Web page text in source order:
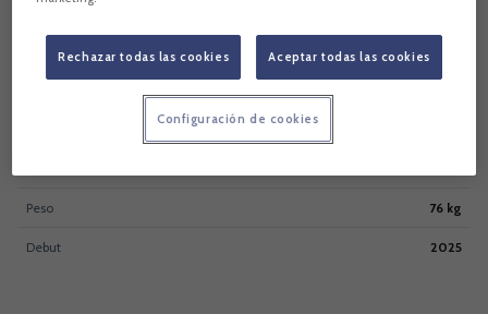
España
Peso 76 kg
Debut 2025
Rechazar todas las cookies Aceptar todas las cookies
Configuración de cookies